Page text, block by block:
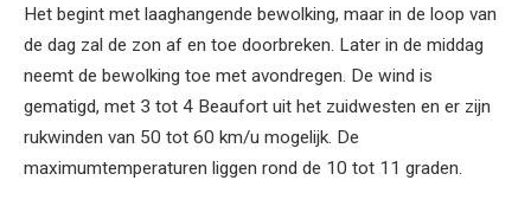
Het begint met laaghangende bewolking, maar in de loop van
de dag zal de zon af en toe doorbreken. Later in de middag
neemt de bewolking toe met avondregen. De wind is
gematigd, met 3 tot 4 Beaufort uit het zuidwesten en er zijn
rukwinden van 50 tot 60 km/u mogelijk. De
maximumtemperaturen liggen rond de 10 tot 11 graden.